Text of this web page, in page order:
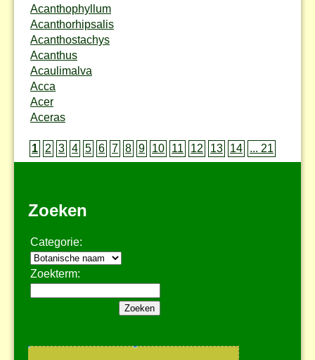
Acanthophyllum
Acanthorhipsalis
Acanthostachys
Acanthus
Acaulimalva
Acca
Acer
Aceras
1 2 3 4 5 6 7 8 9 10 11 12 13 14 ... 21
Zoeken
Categorie:
Zoekterm: